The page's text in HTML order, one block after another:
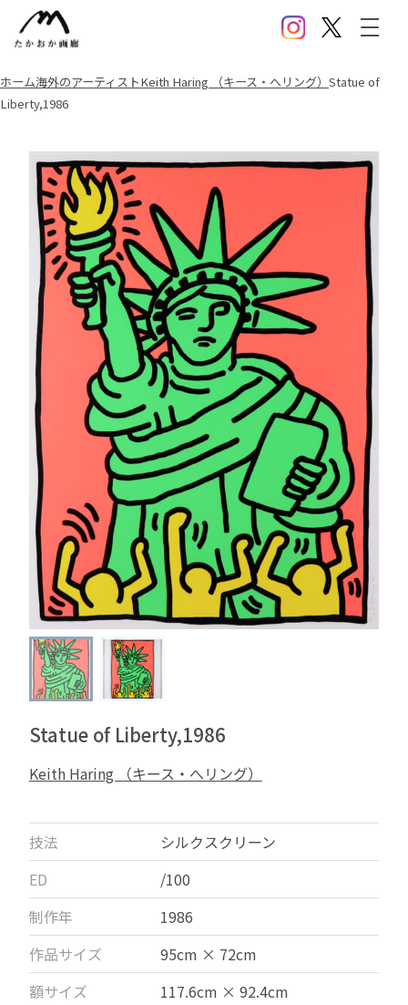
InstagramX(Twitter)
メニ
ホーム海外のアーティストKeith Haring （キース・へリング） Statue of
Liberty,1986
Statue of Liberty,1986
Keith Haring （キース・へリング）
技法
シルクスクリーン
ED
/100
制作年
1986
作品サイズ
95cm × 72cm
額サイズ
117.6cm × 92.4cm